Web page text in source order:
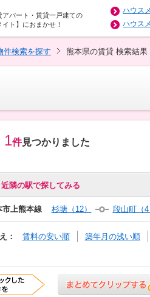
パート・賃貸一戸建ての
ト】におまかせ！
ハウス
ハウス
件検索を探す 熊本県の賃貸 検索結果
1件見つかりました
近隣の駅で探してみる
市上熊本線 杉塘（12） 段山町（4
： 賃料の安い順 築年月の浅い順